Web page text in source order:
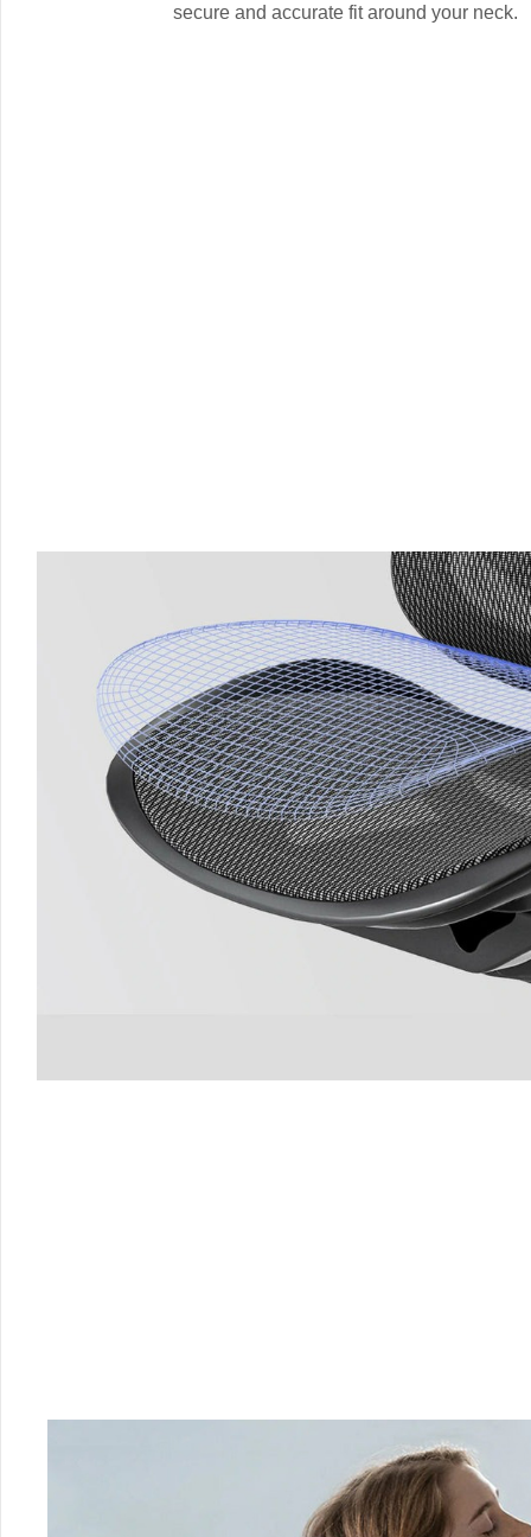
secure and accurate fit around your neck.